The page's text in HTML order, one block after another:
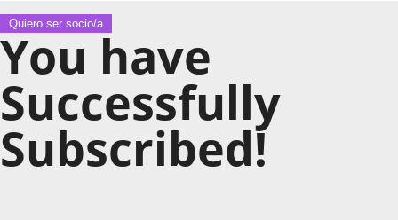
Quiero ser socio/a
You have
Successfully
Subscribed!